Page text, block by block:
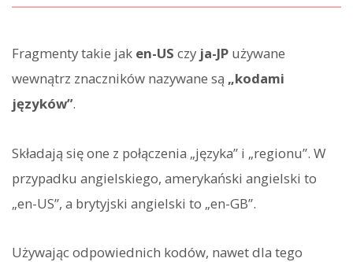
Fragmenty takie jak en-US czy ja-JP używane
wewnątrz znaczników nazywane są „kodami
języków”.
Składają się one z połączenia „języka” i „regionu”. W
przypadku angielskiego, amerykański angielski to
„en-US”, a brytyjski angielski to „en-GB”.
Używając odpowiednich kodów, nawet dla tego